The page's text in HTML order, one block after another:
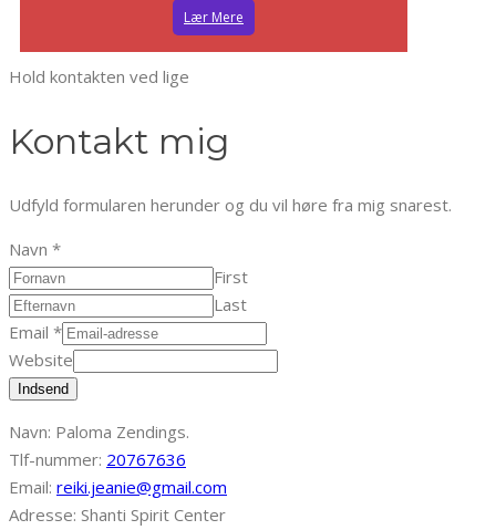
Lær Mere
Hold kontakten ved lige
Kontakt mig
Udfyld formularen herunder og du vil høre fra mig snarest.
Navn *
First
Last
Email *
Website
Indsend
Navn: Paloma Zendings.
Tlf-nummer: 20767636
Email: reiki.jeanie@gmail.com
Adresse: Shanti Spirit Center